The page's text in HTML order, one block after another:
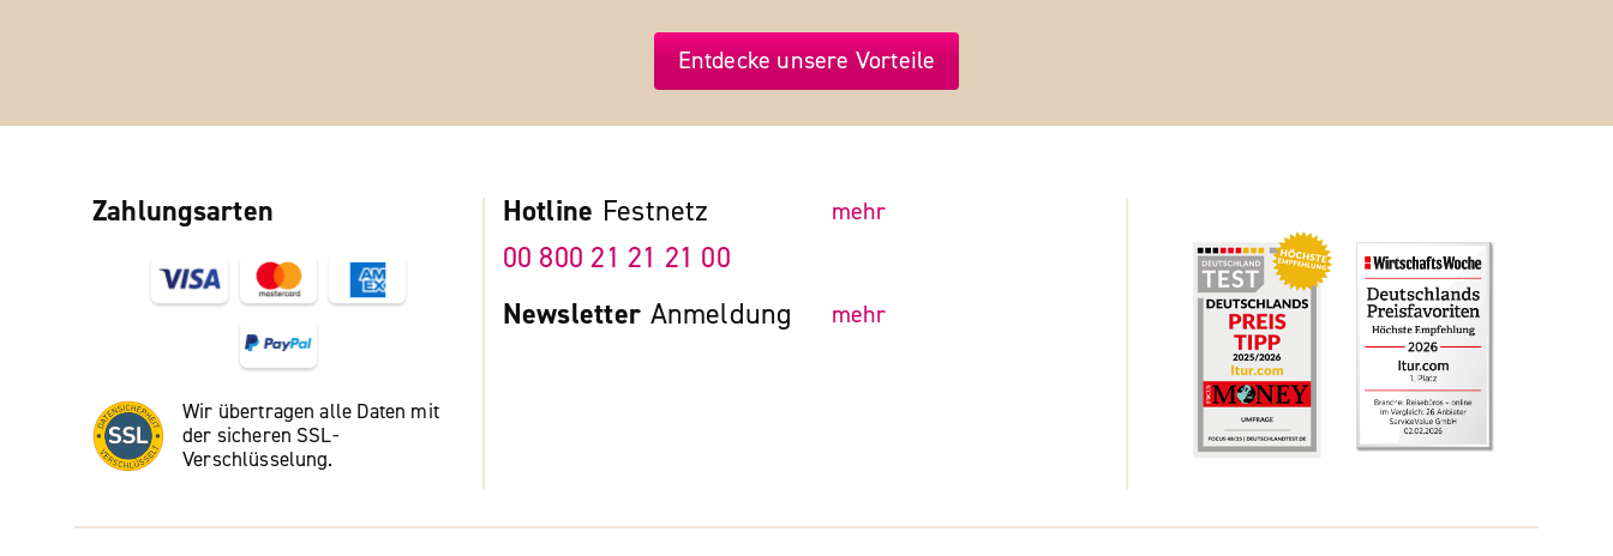
Entdecke unsere Vorteile
Zahlungsarten
Wir übertragen alle Daten mit
der sicheren SSL-
Verschlüsselung.
Hotline Festnetz mehr
00 800 21 21 21 00
Newsletter Anmeldung mehr